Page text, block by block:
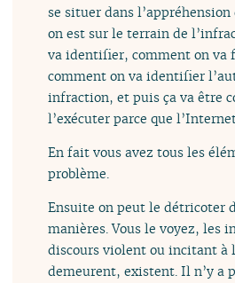
se situer dans
on est sur le terrain de
va identifier, comment on va
comment on va identifier
infraction, et puis ça va être
l’exécuter parce que
En fait vous avez tous les
problème.
Ensuite on peut le détricoter
manières. Vous le voyez, les
discours violent ou incitant à
demeurent, existent. Il n’y a